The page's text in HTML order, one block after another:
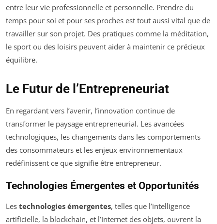
entre leur vie professionnelle et personnelle. Prendre du
temps pour soi et pour ses proches est tout aussi vital que de
travailler sur son projet. Des pratiques comme la méditation,
le sport ou des loisirs peuvent aider à maintenir ce précieux
équilibre.
Le Futur de l’Entrepreneuriat
En regardant vers l’avenir, l’innovation continue de
transformer le paysage entrepreneurial. Les avancées
technologiques, les changements dans les comportements
des consommateurs et les enjeux environnementaux
redéfinissent ce que signifie être entrepreneur.
Technologies Émergentes et Opportunités
Les technologies émergentes, telles que l’intelligence
artificielle, la blockchain, et l’Internet des objets, ouvrent la